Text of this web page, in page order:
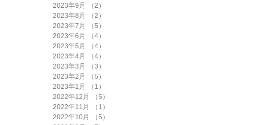
2023年9月
（2）
2023年8月
（2）
2023年7月
（5）
2023年6月
（4）
2023年5月
（4）
2023年4月
（4）
2023年3月
（3）
2023年2月
（5）
2023年1月
（1）
2022年12月
（5）
2022年11月
（1）
2022年10月
（5）